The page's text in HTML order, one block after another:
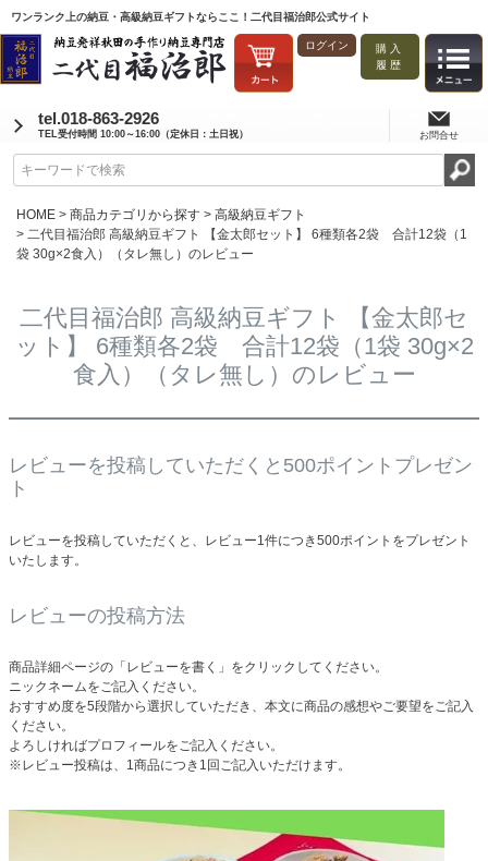
ワンランク上の納豆・高級納豆ギフトならここ！二代目福治郎公式サイト
ログイン
購入
履歴
tel.018-863-2926
TEL受付時間 10:00～16:00（定休日：土日祝） お問合せ
HOME 商品カテゴリから探す
高級納豆ギフト
二代目福治郎 高級納豆ギフト 【金太郎セット】 6種類各2袋 合計12袋（1
袋 30g×2食入）（タレ無し）のレビュー
二代目福治郎 高級納豆ギフト 【金太郎セ
ット】 6種類各2袋 合計12袋（1袋 30g×2
食入）（タレ無し）のレビュー
レビューを投稿していただくと500ポイントプレゼン
ト
レビューを投稿していただくと、レビュー1件につき500ポイントをプレゼント
いたします。
レビューの投稿方法
商品詳細ページの「レビューを書く」をクリックしてください。
ニックネームをご記入ください。
おすすめ度を5段階から選択していただき、本文に商品の感想やご要望をご記入
ください。
よろしければプロフィールをご記入ください。
※レビュー投稿は、1商品につき1回ご記入いただけます。